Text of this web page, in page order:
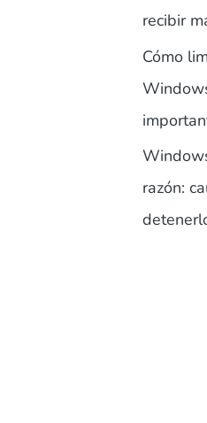
recibir
Cómo
razón: